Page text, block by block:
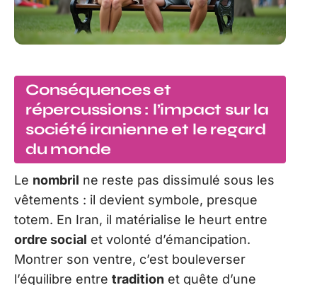
Conséquences et
répercussions : l’impact sur la
société iranienne et le regard
du monde
Le nombril ne reste pas dissimulé sous les
vêtements : il devient symbole, presque
totem. En Iran, il matérialise le heurt entre
ordre social et volonté d’émancipation.
Montrer son ventre, c’est bouleverser
l’équilibre entre tradition et quête d’une